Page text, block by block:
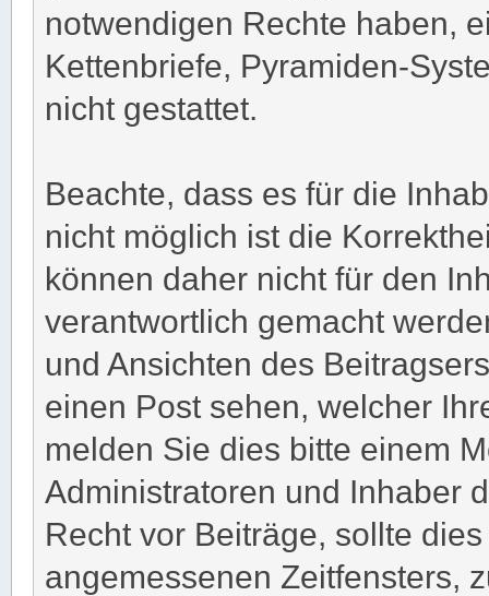
notwendigen Rechte haben,
Kettenbriefe, Pyramiden-
nicht gestattet.
Beachte, dass es für die
nicht möglich ist die
können daher nicht für den
verantwortlich gemacht
und Ansichten des
einen Post sehen, welcher
melden Sie dies bitte einem
Administratoren und Inhaber
Recht vor Beiträge, sollte
angemessenen Zeitfensters,